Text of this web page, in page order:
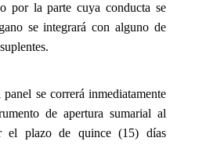
por la parte cuya conducta se
se integrará con alguno de
se correrá inmediatamente
de apertura sumarial al
el plazo de quince (15) días